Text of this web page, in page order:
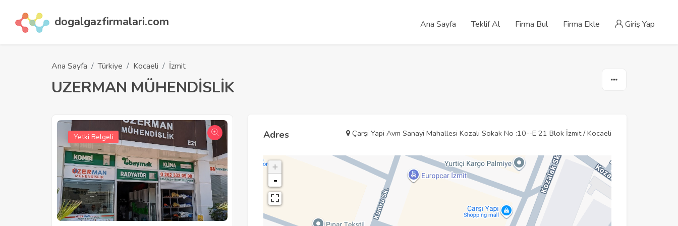
dogalgazfirmalari.com Ana Sayfa Teklif Al Firma Bul Firma Ekle Giriş Yap
Ana Sayfa Türkiye Kocaeli İzmit
UZERMAN MÜHENDİSLİK
Yetki Belgeli Adres Çarşi Yapi Avm Sanayi Mahallesi Kozali Sokak No :10--E 21 Blok İzmit / Kocaeli
+
-